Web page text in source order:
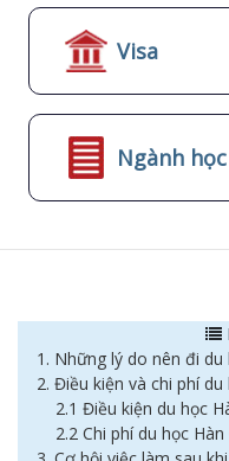
Visa
Ngành
1. Những lý do nên đi
2. Điều kiện và chi phí
2.1 Điều kiện du học
2.2 Chi phí du học